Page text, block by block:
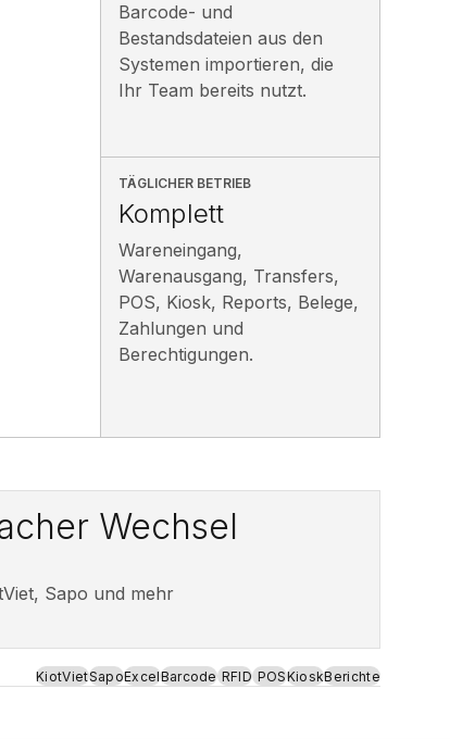
Barcode- und
Bestandsdateien aus den
Systemen importieren, die
Ihr Team bereits nutzt.
TÄGLICHER BETRIEB
Komplett
Wareneingang,
Warenausgang, Transfers,
POS, Kiosk, Reports, Belege,
Zahlungen und
Berechtigungen.
Wechsel
Sapo und mehr
KiotVietSapoExcelBarcode RFID POSKioskBerichte